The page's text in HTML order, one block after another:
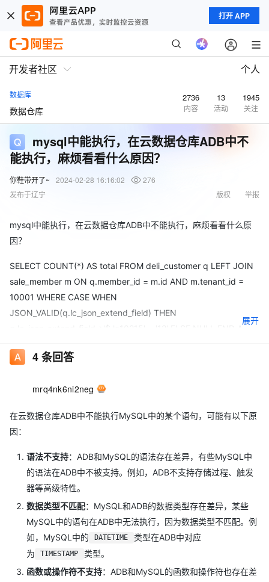
打开 APP
开发者社区 个人
数据库
数据仓库
2736
内容
13
活动
1945
关注
mysql中能执行，在云数据仓库ADB中不
能执行，麻烦看看什么原因？
你鞋带开了~ 2024-02-28 16:16:02
276
发布于辽宁
举报
版权
mysql中能执行，在云数据仓库ADB中不能执行，麻烦看看什么原
因？
SELECT COUNT(*) AS total FROM deli_customer q LEFT JOIN
sale_member m ON q.member_id = m.id AND m.tenant_id =
10001 WHERE CASE WHEN
JSON_VALID(q.lc_json_extend_field) THEN
q.lc_json_extend_field->'$.lc10215' = '12' ELSE NULL END AND
m.member_status = 1 AND q.tenant_id = 10001
2024022314365719216813106903453342658] : line 1:1:
SubGt not supported.
展开
4条回答
mrq4nk6ni2neg
在云数据仓库ADB中不能执行MySQL中的某个语句，可能有以下原
因：
语法不支持：ADB和MySQL的语法存在差异，有些MySQL中
的语法在ADB中不被支持。例如，ADB不支持存储过程、触发
器等高级特性。
数据类型不匹配：MySQL和ADB的数据类型存在差异，某些
MySQL中的语句在ADB中无法执行，因为数据类型不匹配。例
如，MySQL中的
DATETIME
类型在ADB中对应
为
TIMESTAMP
类型。
函数或操作符不支持：ADB和MySQL的函数和操作符也存在差